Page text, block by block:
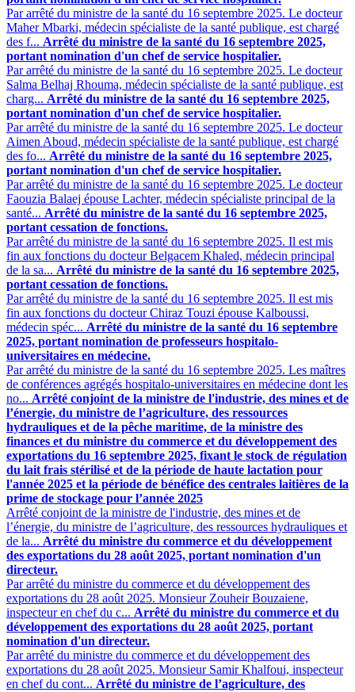
Par arrêté du ministre de la santé du 16 septembre 2025. Le docteur
Maher Mbarki, médecin spécialiste de la santé publique, est chargé
des f... Arrêté du ministre de la santé du 16 septembre 2025,
portant nomination d'un chef de service hospitalier.
Par arrêté du ministre de la santé du 16 septembre 2025. Le docteur
Salma Belhaj Rhouma, médecin spécialiste de la santé publique, est
charg... Arrêté du ministre de la santé du 16 septembre 2025,
portant nomination d'un chef de service hospitalier.
Par arrêté du ministre de la santé du 16 septembre 2025. Le docteur
Aimen Aboud, médecin spécialiste de la santé publique, est chargé
des fo... Arrêté du ministre de la santé du 16 septembre 2025,
portant nomination d'un chef de service hospitalier.
Par arrêté du ministre de la santé du 16 septembre 2025. Le docteur
Faouzia Balaej épouse Lachter, médecin spécialiste principal de la
santé... Arrêté du ministre de la santé du 16 septembre 2025,
portant cessation de fonctions.
Par arrêté du ministre de la santé du 16 septembre 2025. Il est mis
fin aux fonctions du docteur Belgacem Khaled, médecin principal
de la sa... Arrêté du ministre de la santé du 16 septembre 2025,
portant cessation de fonctions.
Par arrêté du ministre de la santé du 16 septembre 2025. Il est mis
fin aux fonctions du docteur Chiraz Touzi épouse Kalboussi,
médecin spéc... Arrêté du ministre de la santé du 16 septembre
2025, portant nomination de professeurs hospitalo-
universitaires en médecine.
Par arrêté du ministre de la santé du 16 septembre 2025. Les maîtres
de conférences agrégés hospitalo-universitaires en médecine dont les
no... Arrêté conjoint de la ministre de l'industrie, des mines et de
l’énergie, du ministre de l’agriculture, des ressources
hydrauliques et de la pêche maritime, de la ministre des
finances et du ministre du commerce et du développement des
exportations du 16 septembre 2025, fixant le stock de régulation
du lait frais stérilisé et de la période de haute lactation pour
l'année 2025 et la période de bénéfice des centrales laitières de la
prime de stockage pour l’année 2025
Arrêté conjoint de la ministre de l'industrie, des mines et de
l’énergie, du ministre de l’agriculture, des ressources hydrauliques et
de la... Arrêté du ministre du commerce et du développement
des exportations du 28 août 2025, portant nomination d'un
directeur.
Par arrêté du ministre du commerce et du développement des
exportations du 28 août 2025. Monsieur Zouheir Bouzaiene,
inspecteur en chef du c... Arrêté du ministre du commerce et du
développement des exportations du 28 août 2025, portant
nomination d'un directeur.
Par arrêté du ministre du commerce et du développement des
exportations du 28 août 2025. Monsieur Samir Khalfoui, inspecteur
en chef du cont... Arrêté du ministre de l’agriculture, des